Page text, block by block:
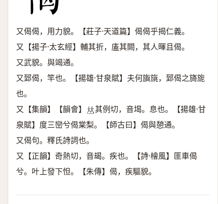
又偈偈，用力貌。【莊子·天道篇】偈偈乎揭仁義。
又【揚子·太玄經】輔其折，廅其闕，其人暉且偈。
又武貌。與竭通。
又郅偈，竿也。【揚雄·甘泉賦】夫何旟旐，郅偈之旖旎
也。
又【集韻】【韻會】 𠀤其例切，音堨。息也。【揚雄·甘
泉賦】度三巒兮偈棠梨。【師古曰】偈與憩通。
又偈句。釋氏詩詞也。
又【正韻】奇熱切，音朅。疾也。【詩·檜風】匪車偈
兮。叶上發下怛。【朱傳】偈，疾驅貌。